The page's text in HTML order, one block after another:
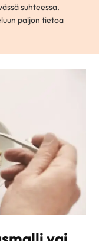
suhteessa.
paljon tietoa